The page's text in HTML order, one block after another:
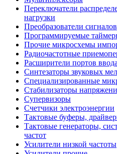
Переключатели
нагрузки
Преобразователи сигналов
Программируемые
Прочие микросхемы
Радиочастотные
Расширители портов
Синтезаторы звуковых
Специализированные
Стабилизаторы
Супервизоры
Счетчики электроэнергии
Тактовые буферы,
Тактовые генераторы,
частот
Усилители низкой частоты